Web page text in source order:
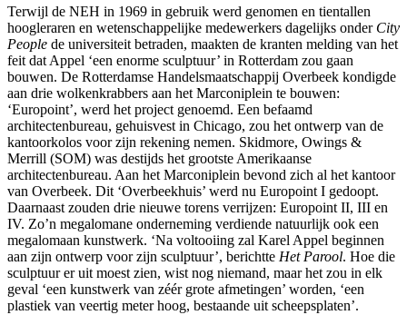
Terwijl de NEH in 1969 in gebruik werd genomen en tientallen
hoogleraren en wetenschappelijke medewerkers dagelijks onder City
People de universiteit betraden, maakten de kranten melding van het
feit dat Appel ‘een enorme sculptuur’ in Rotterdam zou gaan
bouwen. De Rotterdamse Handelsmaatschappij Overbeek kondigde
aan drie wolkenkrabbers aan het Marconiplein te bouwen:
‘Europoint’, werd het project genoemd. Een befaamd
architectenbureau, gehuisvest in Chicago, zou het ontwerp van de
kantoorkolos voor zijn rekening nemen. Skidmore, Owings &
Merrill (SOM) was destijds het grootste Amerikaanse
architectenbureau. Aan het Marconiplein bevond zich al het kantoor
van Overbeek. Dit ‘Overbeekhuis’ werd nu Europoint I gedoopt.
Daarnaast zouden drie nieuwe torens verrijzen: Europoint II, III en
IV. Zo’n megalomane onderneming verdiende natuurlijk ook een
megalomaan kunstwerk. ‘Na voltooiing zal Karel Appel beginnen
aan zijn ontwerp voor zijn sculptuur’, berichtte Het Parool. Hoe die
sculptuur er uit moest zien, wist nog niemand, maar het zou in elk
geval ‘een kunstwerk van zéér grote afmetingen’ worden, ‘een
plastiek van veertig meter hoog, bestaande uit scheepsplaten’.